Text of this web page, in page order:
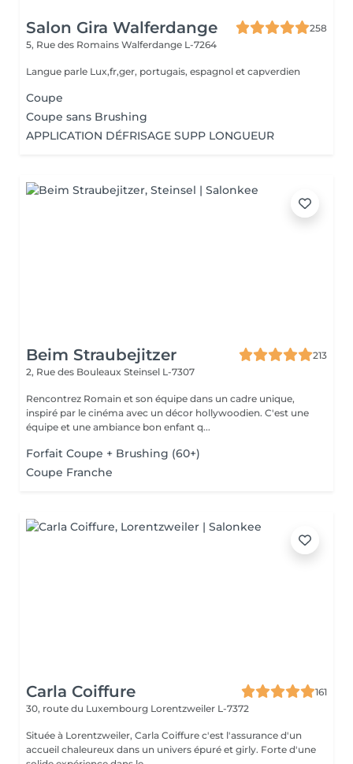
Salon Gira Walferdange
258
5, Rue des Romains Walferdange L-7264
Langue parle Lux,fr,ger, portugais, espagnol et capverdien
Coupe
Coupe sans Brushing
APPLICATION DÉFRISAGE SUPP LONGUEUR
Beim Straubejitzer
213
2, Rue des Bouleaux Steinsel L-7307
Rencontrez Romain et son équipe dans un cadre unique,
inspiré par le cinéma avec un décor hollywoodien. C'est une
équipe et une ambiance bon enfant q...
Forfait Coupe + Brushing (60+)
Coupe Franche
Carla Coiffure
161
30, route du Luxembourg Lorentzweiler L-7372
Située à Lorentzweiler, Carla Coiffure c'est l'assurance d'un
accueil chaleureux dans un univers épuré et girly. Forte d'une